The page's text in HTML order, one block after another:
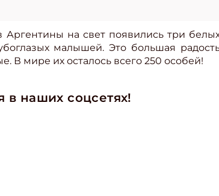
на свет появились три
малышей. Это большая
В мире их осталось всего 250 особей!
в наших соцсетях!